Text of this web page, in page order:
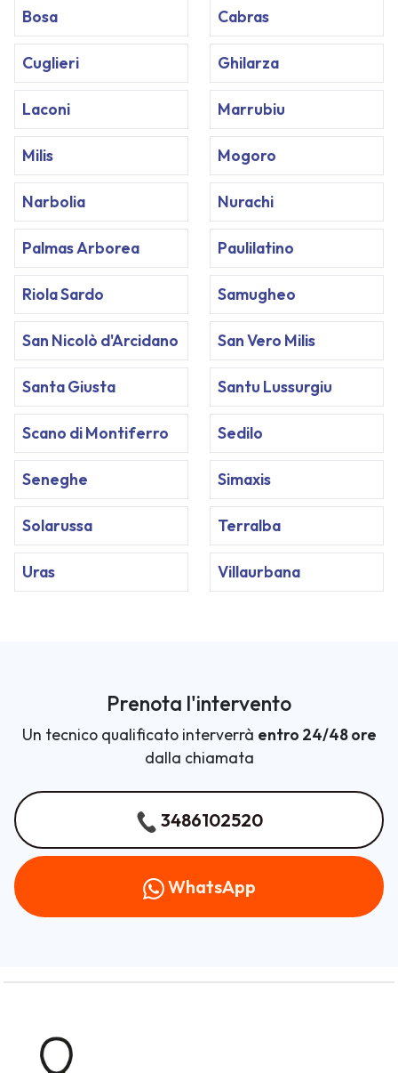
Bosa Cabras
Cuglieri Ghilarza
Laconi Marrubiu
Milis Mogoro
Narbolia Nurachi
Palmas Arborea Paulilatino
Riola Sardo Samugheo
San Nicolò d'Arcidano San Vero Milis
Santa Giusta Santu Lussurgiu
Scano di Montiferro Sedilo
Seneghe Simaxis
Solarussa Terralba
Uras Villaurbana
Prenota l'intervento
Un tecnico qualificato interverrà entro 24/48 ore
dalla chiamata
3486102520
WhatsApp